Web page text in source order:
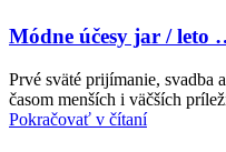
Módne účesy jar / leto
Prvé sväté prijímanie, svadba
časom menších i väčších
Pokračovať v čítaní